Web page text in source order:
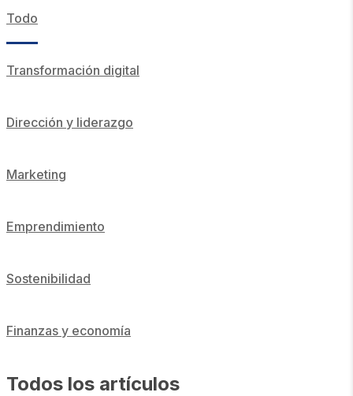
Todo
Transformación digital
Dirección y liderazgo
Marketing
Emprendimiento
Sostenibilidad
Finanzas y economía
Todos los artículos